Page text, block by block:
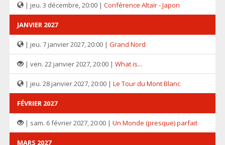
| jeu. 3 décembre, 20:00 | Conférence Altaïr - Japon
JANVIER 2027
| jeu. 7 janvier 2027, 20:00 | Grand Nord
| ven. 22 janvier 2027, 20:00 | What is...
| jeu. 28 janvier 2027, 20:00 | Le Tour du Mont Blanc
FÉVRIER 2027
| sam. 6 février 2027, 20:00 | Un Monde (presque) parfait
MARS 2027